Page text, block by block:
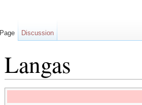
Langas
Page Discussion